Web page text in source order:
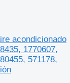
acondicionado
1770607,
571178,